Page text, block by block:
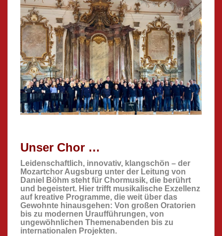
Unser Chor …
Leidenschaftlich, innovativ, klangschön – der
Mozartchor Augsburg unter der Leitung von
Daniel Böhm steht für Chormusik, die berührt
und begeistert. Hier trifft musikalische Exzellenz
auf kreative Programme, die weit über das
Gewohnte hinausgehen: Von großen Oratorien
bis zu modernen Uraufführungen, von
ungewöhnlichen Themenabenden bis zu
internationalen Projekten.